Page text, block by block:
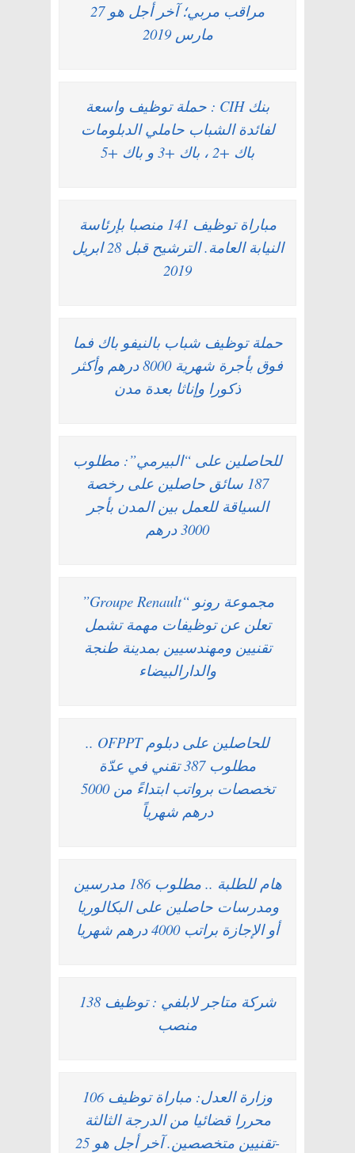
مراقب مربي؛ آخر أجل هو 27
مارس 2019
بنك CIH : حملة توظيف واسعة
لفائدة الشباب حاملي الدبلومات
باك +2 ، باك +3 و باك +5
مباراة توظيف 141 منصبا بإرئاسة
النيابة العامة. الترشيح قبل 28 ابريل
2019
حملة توظيف شباب بالنيفو باك فما
فوق بأجرة شهرية 8000 درهم وأكثر
ذكورا وإناثا بعدة مدن
للحاصلين على “البيرمي”: مطلوب
187 سائق حاصلين على رخصة
السياقة للعمل بين المدن بأجر
3000 درهم
مجموعة رونو “Groupe Renault”
تعلن عن توظيفات مهمة تشمل
تقنيين ومهندسيين بمدينة طنجة
والدارالبيضاء
للحاصلين على دبلوم OFPPT ..
مطلوب 387 تقني في عدّة
تخصصات برواتب ابتداءً من 5000
درهم شهرياً
هام للطلبة .. مطلوب 186 مدرسين
ومدرسات حاصلين على البكالوريا
أو الإجازة براتب 4000 درهم شهريا
شركة متاجر لابلفي : توظيف 138
منصب
وزارة العدل: مباراة توظيف 106
محررا قضائيا من الدرجة الثالثة
-تقنيين متخصصين. آخر أجل هو 25